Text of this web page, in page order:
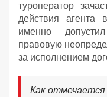
туроператор
действия агента
именно
правовую
за исполнением
Как отмечается